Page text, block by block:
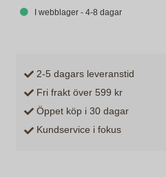
I webblager - 4-8 dagar
2-5 dagars leveranstid
Fri frakt över 599 kr
Öppet köp i 30 dagar
Kundservice i fokus